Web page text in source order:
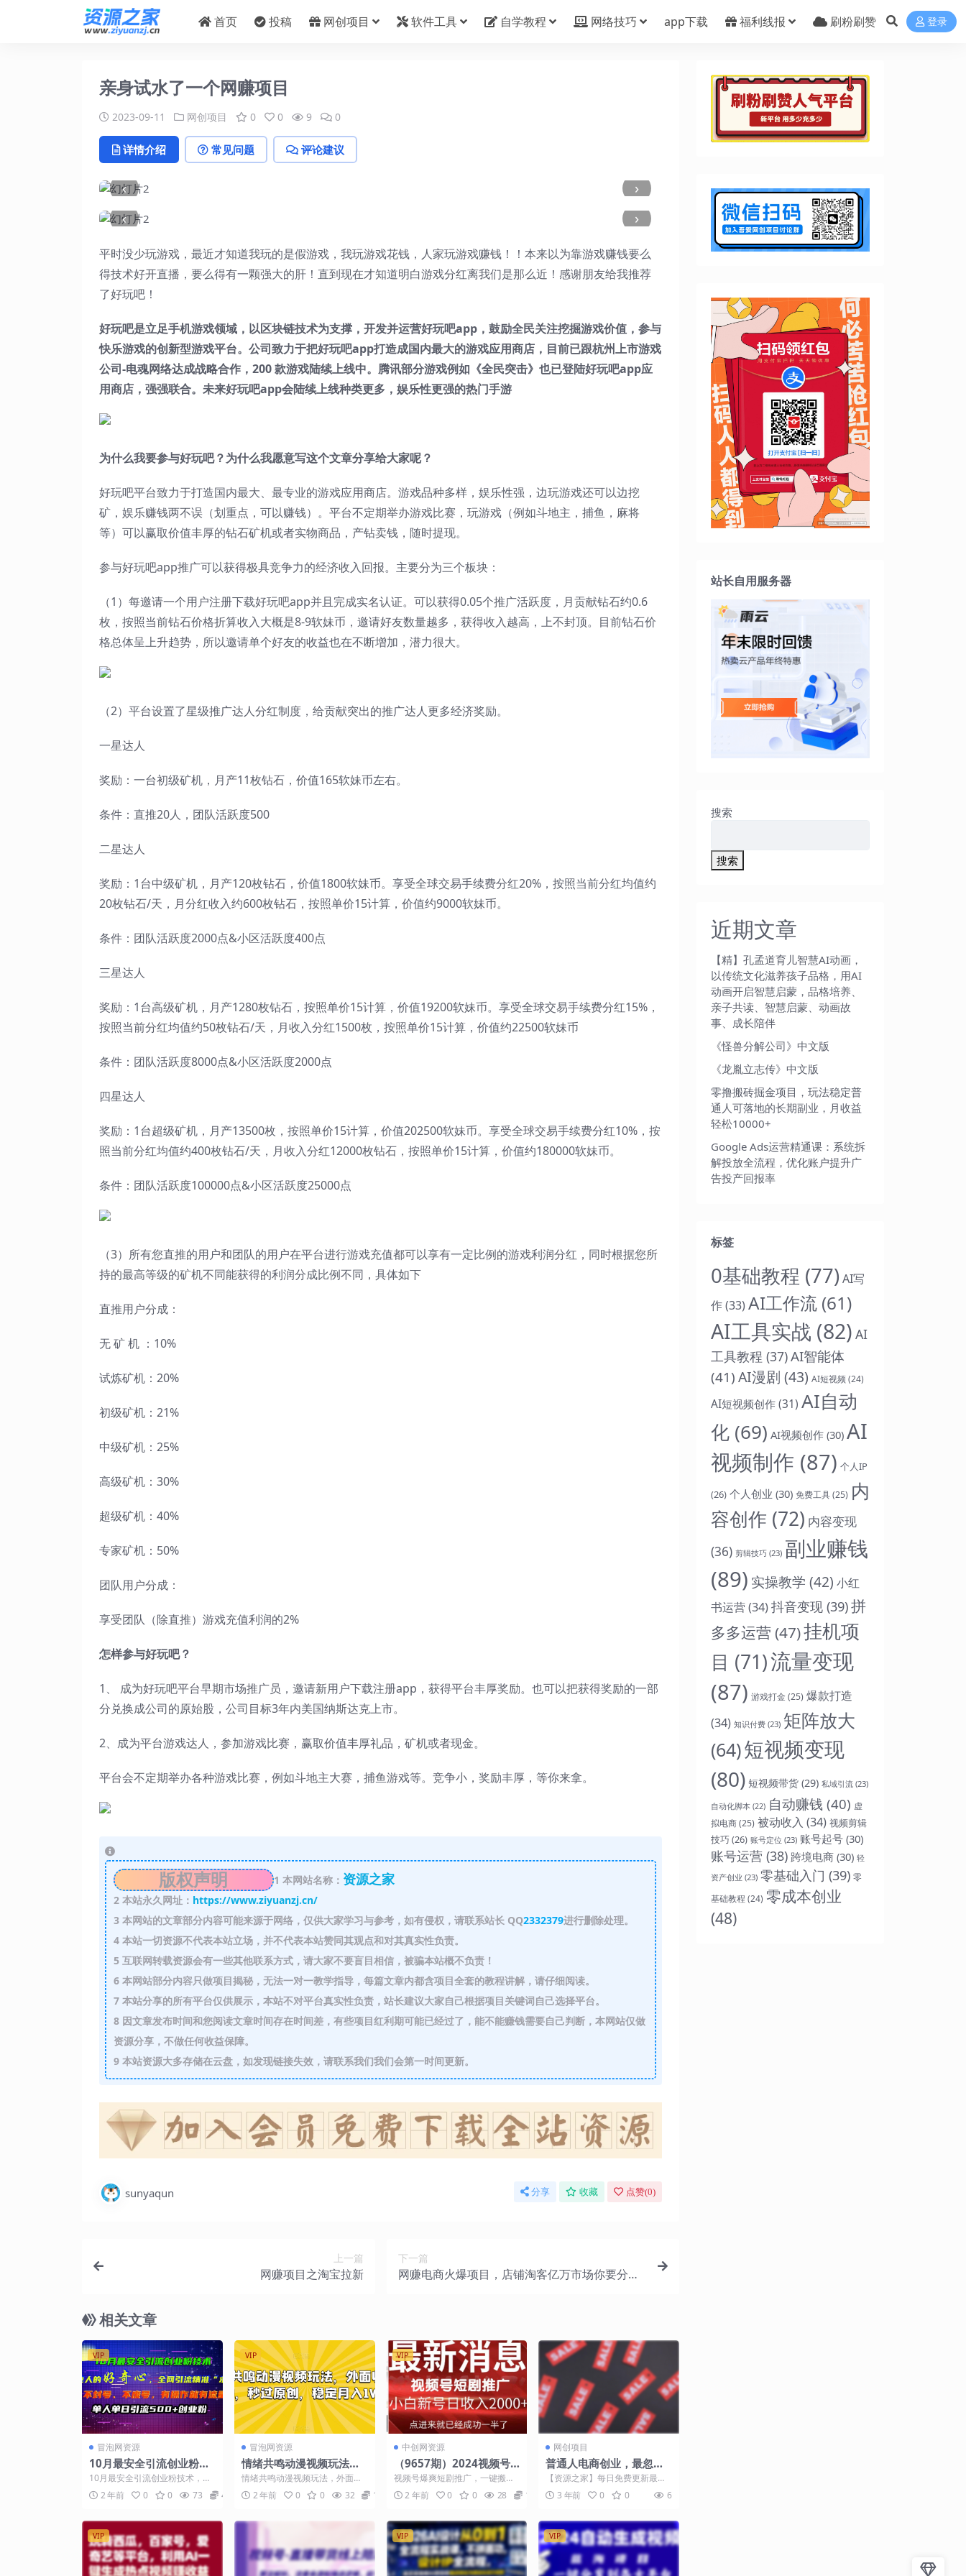
首页 投稿 网创项目 软件工具 自学教程 网络技巧 app下载 福利线报 刷粉刷赞 登录
亲身试水了一个网赚项目
2023-09-11 网创项目 0 0 9 0
详情介绍 常见问题 评论建议
‹
›
‹
›
平时没少玩游戏，最近才知道我玩的是假游戏，我玩游戏花钱，人家玩游戏赚钱！！本来以为靠游戏赚钱要么
得技术好开直播，要么得有一颗强大的肝！直到现在才知道明白游戏分红离我们是那么近！感谢朋友给我推荐
了好玩吧！
好玩吧是立足手机游戏领域，以区块链技术为支撑，开发并运营好玩吧app，鼓励全民关注挖掘游戏价值，参与
快乐游戏的创新型游戏平台。公司致力于把好玩吧app打造成国内最大的游戏应用商店，目前已跟杭州上市游戏
公司-电魂网络达成战略合作，200 款游戏陆续上线中。腾讯部分游戏例如《全民突击》也已登陆好玩吧app应
用商店，强强联合。未来好玩吧app会陆续上线种类更多，娱乐性更强的热门手游
为什么我要参与好玩吧？为什么我愿意写这个文章分享给大家呢？
好玩吧平台致力于打造国内最大、最专业的游戏应用商店。游戏品种多样，娱乐性强，边玩游戏还可以边挖
矿，娱乐赚钱两不误（划重点，可以赚钱）。平台不定期举办游戏比赛，玩游戏（例如斗地主，捕鱼，麻将
等）可以赢取价值丰厚的钻石矿机或者实物商品，产钻卖钱，随时提现。
参与好玩吧app推广可以获得极具竞争力的经济收入回报。主要分为三个板块：
（1）每邀请一个用户注册下载好玩吧app并且完成实名认证。可以获得0.05个推广活跃度，月贡献钻石约0.6
枚，按照当前钻石价格折算收入大概是8-9软妹币，邀请好友数量越多，获得收入越高，上不封顶。目前钻石价
格总体呈上升趋势，所以邀请单个好友的收益也在不断增加，潜力很大。
（2）平台设置了星级推广达人分红制度，给贡献突出的推广达人更多经济奖励。
一星达人
奖励：一台初级矿机，月产11枚钻石，价值165软妹币左右。
条件：直推20人，团队活跃度500
二星达人
奖励：1台中级矿机，月产120枚钻石，价值1800软妹币。享受全球交易手续费分红20%，按照当前分红均值约
20枚钻石/天，月分红收入约600枚钻石，按照单价15计算，价值约9000软妹币。
条件：团队活跃度2000点&小区活跃度400点
三星达人
奖励：1台高级矿机，月产1280枚钻石，按照单价15计算，价值19200软妹币。享受全球交易手续费分红15%，
按照当前分红均值约50枚钻石/天，月收入分红1500枚，按照单价15计算，价值约22500软妹币
条件：团队活跃度8000点&小区活跃度2000点
四星达人
奖励：1台超级矿机，月产13500枚，按照单价15计算，价值202500软妹币。享受全球交易手续费分红10%，按
照当前分红均值约400枚钻石/天，月收入分红12000枚钻石，按照单价15计算，价值约180000软妹币。
条件：团队活跃度100000点&小区活跃度25000点
（3）所有您直推的用户和团队的用户在平台进行游戏充值都可以享有一定比例的游戏利润分红，同时根据您所
持的最高等级的矿机不同能获得的利润分成比例不同，具体如下
直推用户分成：
无 矿 机 ：10%
试炼矿机：20%
初级矿机：21%
中级矿机：25%
高级矿机：30%
超级矿机：40%
专家矿机：50%
团队用户分成：
享受团队（除直推）游戏充值利润的2%
怎样参与好玩吧？
1、 成为好玩吧平台早期市场推广员，邀请新用户下载注册app，获得平台丰厚奖励。也可以把获得奖励的一部
分兑换成公司的原始股，公司目标3年内美国纳斯达克上市。
2、成为平台游戏达人，参加游戏比赛，赢取价值丰厚礼品，矿机或者现金。
平台会不定期举办各种游戏比赛，例如斗地主大赛，捕鱼游戏等。竞争小，奖励丰厚，等你来拿。
版权声明 1 本网站名称： 资源之家
2本站永久网址： https://www.ziyuanzj.cn/
3本网站的文章部分内容可能来源于网络，仅供大家学习与参考，如有侵权，请联系站长 QQ2332379进行删除处理。
4本站一切资源不代表本站立场，并不代表本站赞同其观点和对其真实性负责。
5互联网转载资源会有一些其他联系方式，请大家不要盲目相信，被骗本站概不负责！
6本网站部分内容只做项目揭秘，无法一对一教学指导，每篇文章内都含项目全套的教程讲解，请仔细阅读。
7本站分享的所有平台仅供展示，本站不对平台真实性负责，站长建议大家自己根据项目关键词自己选择平台。
8因文章发布时间和您阅读文章时间存在时间差，有些项目红利期可能已经过了，能不能赚钱需要自己判断，本网站仅做
资源分享，不做任何收益保障。
9本站资源大多存储在云盘，如发现链接失效，请联系我们我们会第一时间更新。
sunyaqun 分享 收藏 点赞(0)
上一篇
网赚项目之淘宝拉新
下一篇
网赚电商火爆项目，店铺淘客亿万市场你要分一
相关文章
VIP
冒泡网资源
10月最安全引流创业粉技
术，利用他人的好奇心全
网引流精准“求带粉”不封
号、不废号
10月最安全引流创业粉技术，利
用他人的好奇心全网引流精准“求
带粉”不封号、不废号...
2 年前 0 0 73 4.9
VIP
冒泡网资源
情绪共鸣动漫视频玩法，
外面收费680，秒过原
创，稳定月入1W+
情绪共鸣动漫视频玩法，外面收
费680，秒过原创，稳定月入1W
+【揭秘】 这个项目...
2 年前 0 0 32 10
VIP
中创网资源
（9657期）2024视频号
推广短剧，福利周来临，
即将开始短剧时代
视频号爆爽短剧推广，一键搬
运，傻瓜式操作，手把手包会，
日入2000+ 首先呢我问...
2 年前 0 0 28 10
网创项目
普通人电商创业，最忽视
也是最核心的技能是什
么？10个案例说明
【资源之家】每日免费更新最热
门的副业项目资源 现在从事互联
网的人越来越多，很多人...
3 年前 0 0 6
VIP VIP VIP
站长自用服务器
搜索
搜索
近期文章
【精】孔孟道育儿智慧AI动画，
以传统文化滋养孩子品格，用AI
动画开启智慧启蒙，品格培养、
亲子共读、智慧启蒙、动画故
事、成长陪伴
《怪兽分解公司》中文版
《龙胤立志传》中文版
零撸搬砖掘金项目，玩法稳定普
通人可落地的长期副业，月收益
轻松10000+
Google Ads运营精通课：系统拆
解投放全流程，优化账户提升广
告投产回报率
标签
0基础教程 (77) AI写
作(33)AI工作流 (61)
AI工具实战 (82) AI
工具教程 (37)AI智能体
(41)AI漫剧 (43) AI短视频(24)
AI短视频创作(31) AI自动
化 (69) AI视频创作 (30) AI
视频制作 (87) 个人IP
(26) 个人创业 (30) 免费工具(25) 内
容创作 (72) 内容变现
(36) 剪辑技巧 (23) 副业赚钱
(89) 实操教学 (42) 小红
书运营(34)抖音变现 (39)拼
多多运营 (47)挂机项
目 (71)流量变现
(87) 游戏打金(25) 爆款打造
(34) 知识付费 (23) 矩阵放大
(64)短视频变现
(80) 短视频带货 (29) 私域引流 (23)
自动化脚本 (22) 自动赚钱 (40) 虚
拟电商(25) 被动收入 (34) 视频剪辑
技巧(26) 账号定位 (23) 账号起号 (30)
账号运营 (38) 跨境电商 (30) 轻
资产创业 (23) 零基础入门 (39) 零
基础教程 (24) 零成本创业
(48)